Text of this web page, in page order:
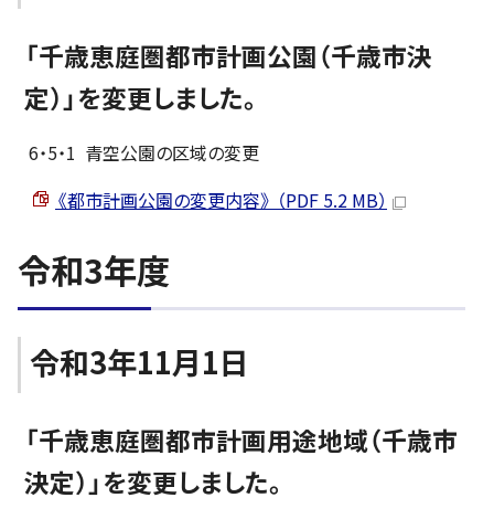
「千歳恵庭圏都市計画公園（千歳市決
定）」を変更しました。
6・5・1 青空公園の区域の変更
《都市計画公園の変更内容》 （PDF 5.2 MB）
令和3年度
令和3年11月1日
「千歳恵庭圏都市計画用途地域（千歳市
決定）」を変更しました。